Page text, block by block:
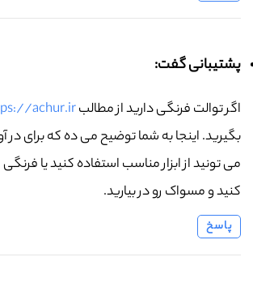
پشتیبانی گفت:
اگر توالت فرنگی دارید از مطالبachur.ir
بگیرید. اینجا به شما توضیح می ده که برای
می تونید از ابزار مناسب استفاده کنید یا فرنگی
کنید و مسواک رو در بیارید.
پاسخ